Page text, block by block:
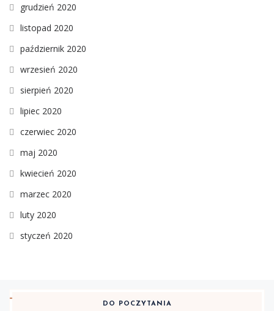
grudzień 2020
listopad 2020
październik 2020
wrzesień 2020
sierpień 2020
lipiec 2020
czerwiec 2020
maj 2020
kwiecień 2020
marzec 2020
luty 2020
styczeń 2020
DO POCZYTANIA